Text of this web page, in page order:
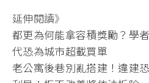
延伸閱讀》
都更為何能拿容積獎勵？學
代恐為城市超載買單
老公寓後巷別亂搭建！違建